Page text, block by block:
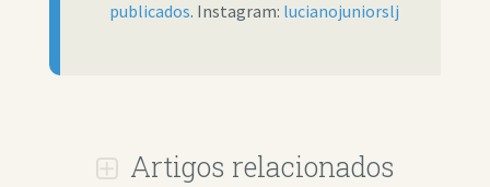
publicados. Instagram: lucianojuniorslj
Artigos relacionados